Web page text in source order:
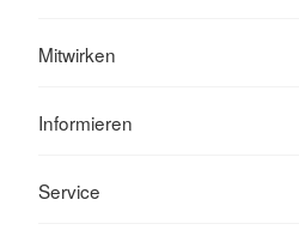
Mitwirken
Informieren
Service